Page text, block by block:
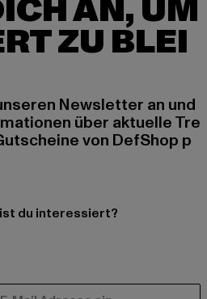
AN, UM
ZU BLEI
Newsletter an und
über aktuelle Tre
von DefShop p
du interessiert?